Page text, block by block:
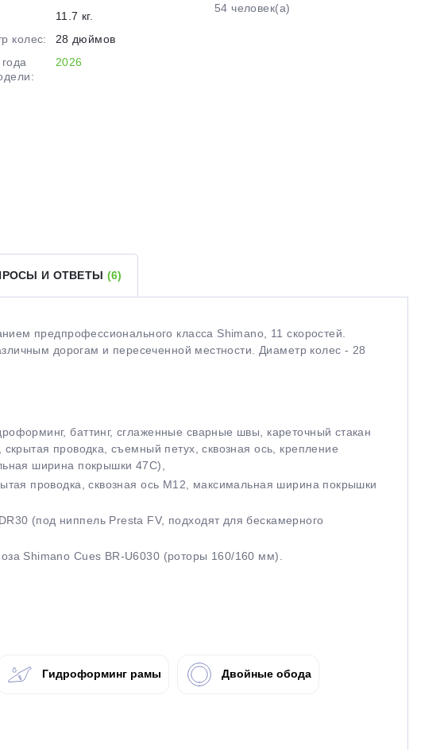
11.7 кг.
колес:
28 дюймов
2026
54 человек(а)
И ОТВЕТЫ (6)
предпрофессионального класса Shimano, 11 скоростей.
дорогам и пересеченной местности. Диаметр колес - 28
баттинг, сглаженные сварные швы, кареточный стакан
скрытая проводка, съемный петух, сквозная ось, крепление
ширина покрышки 47С),
проводка, сквозная ось М12, максимальная ширина покрышки
(под ниппель Presta FV, подходят для бескамерного
Shimano Cues BR-U6030 (роторы 160/160 мм).
Гидроформинг рамы Двойные обода